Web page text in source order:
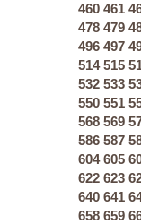
460 461
478 479
496 497
514 515
532 533
550 551
568 569
586 587
604 605
622 623
640 641
658 659